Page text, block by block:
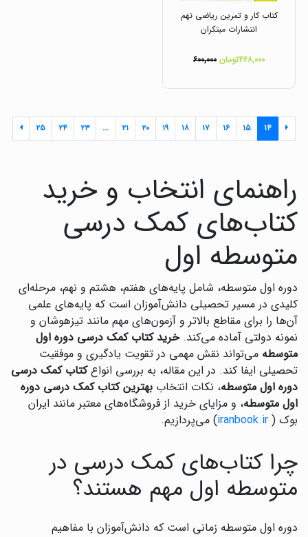
کتاب کار و تمرین ریاضی نهم
انتشارات مبتکران
۴۶۸,۰۰۰تومان ۶۰۰,۰۰۰
۱۴ ۱۵ ۱۶ ۱۷ ۱۸ ۱۹ ۲۰ ۲۱ ... ۲۳ ۲۴ ۲۵
راهنمای انتخاب و خرید
کتاب‌های کمک درسی
متوسطه اول
دوره اول متوسطه، شامل پایه‌های هفتم، هشتم و نهم، مرحله‌ای
کلیدی در مسیر تحصیلی دانش‌آموزان است که پایه‌های علمی
آن‌ها را برای مقاطع بالاتر و آزمون‌های مهم مانند تیزهوشان و
نمونه دولتی آماده می‌کند.خرید کتاب کمک درسی دوره اول
متوسطه می‌تواند نقش مهمی در تقویت یادگیری و موفقیت
تحصیلی ایفا کند. در این مقاله، به بررسی انواعکتاب کمک درسی
دوره اول متوسطه، نکات انتخاب بهترین کتاب کمک درسی دوره
اول متوسطه، و مزایای خرید از فروشگاه‌های معتبر مانند ایران
بوک ( iranbook.ir) می‌پردازیم.
چرا کتاب‌های کمک درسی در
متوسطه اول مهم هستند؟
دوره اول متوسطه زمانی است که دانش‌آموزان با مفاهیم